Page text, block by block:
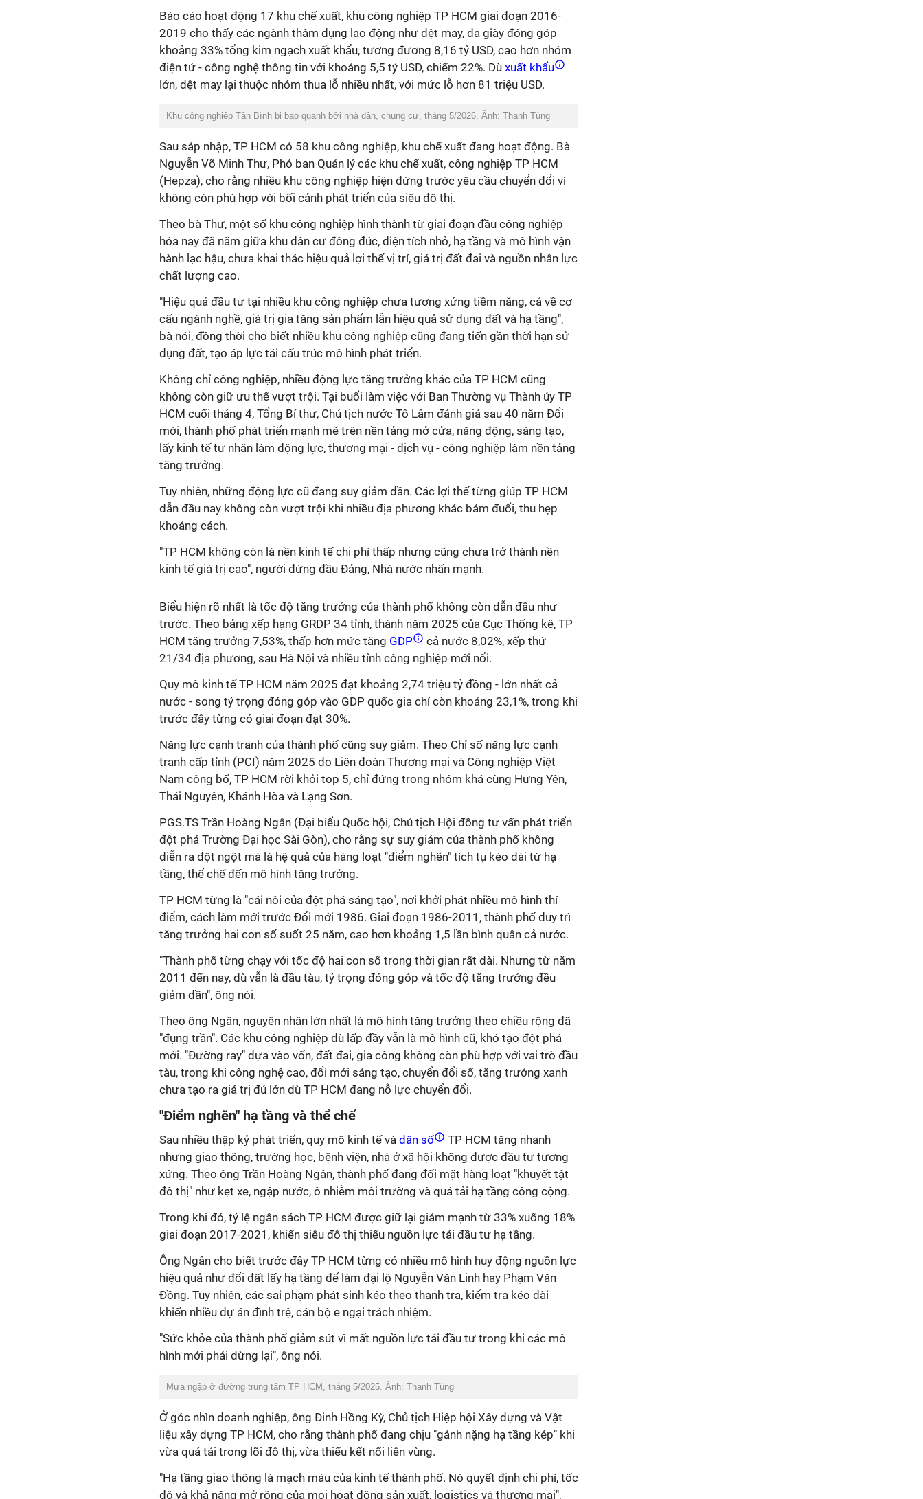
Báo cáo hoạt động 17 khu chế xuất, khu công nghiệp TP HCM giai đoạn 2016-
2019 cho thấy các ngành thâm dụng lao động như dệt may, da giày đóng góp
khoảng 33% tổng kim ngạch xuất khẩu, tương đương 8,16 tỷ USD, cao hơn nhóm
điện tử - công nghệ thông tin với khoảng 5,5 tỷ USD, chiếm 22%. Dù xuất khẩu
lớn, dệt may lại thuộc nhóm thua lỗ nhiều nhất, với mức lỗ hơn 81 triệu USD.
Khu công nghiệp Tân Bình bị bao quanh bởi nhà dân, chung cư, tháng 5/2026. Ảnh: Thanh Tùng
Sau sáp nhập, TP HCM có 58 khu công nghiệp, khu chế xuất đang hoạt động. Bà
Nguyễn Võ Minh Thư, Phó ban Quản lý các khu chế xuất, công nghiệp TP HCM
(Hepza), cho rằng nhiều khu công nghiệp hiện đứng trước yêu cầu chuyển đổi vì
không còn phù hợp với bối cảnh phát triển của siêu đô thị.
Theo bà Thư, một số khu công nghiệp hình thành từ giai đoạn đầu công nghiệp
hóa nay đã nằm giữa khu dân cư đông đúc, diện tích nhỏ, hạ tầng và mô hình vận
hành lạc hậu, chưa khai thác hiệu quả lợi thế vị trí, giá trị đất đai và nguồn nhân lực
chất lượng cao.
"Hiệu quả đầu tư tại nhiều khu công nghiệp chưa tương xứng tiềm năng, cả về cơ
cấu ngành nghề, giá trị gia tăng sản phẩm lẫn hiệu quả sử dụng đất và hạ tầng",
bà nói, đồng thời cho biết nhiều khu công nghiệp cũng đang tiến gần thời hạn sử
dụng đất, tạo áp lực tái cấu trúc mô hình phát triển.
Không chỉ công nghiệp, nhiều động lực tăng trưởng khác của TP HCM cũng
không còn giữ ưu thế vượt trội. Tại buổi làm việc với Ban Thường vụ Thành ủy TP
HCM cuối tháng 4, Tổng Bí thư, Chủ tịch nước Tô Lâm đánh giá sau 40 năm Đổi
mới, thành phố phát triển mạnh mẽ trên nền tảng mở cửa, năng động, sáng tạo,
lấy kinh tế tư nhân làm động lực, thương mại - dịch vụ - công nghiệp làm nền tảng
tăng trưởng.
Tuy nhiên, những động lực cũ đang suy giảm dần. Các lợi thế từng giúp TP HCM
dẫn đầu nay không còn vượt trội khi nhiều địa phương khác bám đuổi, thu hẹp
khoảng cách.
"TP HCM không còn là nền kinh tế chi phí thấp nhưng cũng chưa trở thành nền
kinh tế giá trị cao", người đứng đầu Đảng, Nhà nước nhấn mạnh.
Biểu hiện rõ nhất là tốc độ tăng trưởng của thành phố không còn dẫn đầu như
trước. Theo bảng xếp hạng GRDP 34 tỉnh, thành năm 2025 của Cục Thống kê, TP
HCM tăng trưởng 7,53%, thấp hơn mức tăng GDP
cả nước 8,02%, xếp thứ
21/34 địa phương, sau Hà Nội và nhiều tỉnh công nghiệp mới nổi.
Quy mô kinh tế TP HCM năm 2025 đạt khoảng 2,74 triệu tỷ đồng - lớn nhất cả
nước - song tỷ trọng đóng góp vào GDP quốc gia chỉ còn khoảng 23,1%, trong khi
trước đây từng có giai đoạn đạt 30%.
Năng lực cạnh tranh của thành phố cũng suy giảm. Theo Chỉ số năng lực cạnh
tranh cấp tỉnh (PCI) năm 2025 do Liên đoàn Thương mại và Công nghiệp Việt
Nam công bố, TP HCM rời khỏi top 5, chỉ đứng trong nhóm khá cùng Hưng Yên,
Thái Nguyên, Khánh Hòa và Lạng Sơn.
PGS.TS Trần Hoàng Ngân (Đại biểu Quốc hội, Chủ tịch Hội đồng tư vấn phát triển
đột phá Trường Đại học Sài Gòn), cho rằng sự suy giảm của thành phố không
diễn ra đột ngột mà là hệ quả của hàng loạt "điểm nghẽn" tích tụ kéo dài từ hạ
tầng, thể chế đến mô hình tăng trưởng.
TP HCM từng là "cái nôi của đột phá sáng tạo", nơi khởi phát nhiều mô hình thí
điểm, cách làm mới trước Đổi mới 1986. Giai đoạn 1986-2011, thành phố duy trì
tăng trưởng hai con số suốt 25 năm, cao hơn khoảng 1,5 lần bình quân cả nước.
"Thành phố từng chạy với tốc độ hai con số trong thời gian rất dài. Nhưng từ năm
2011 đến nay, dù vẫn là đầu tàu, tỷ trọng đóng góp và tốc độ tăng trưởng đều
giảm dần", ông nói.
Theo ông Ngân, nguyên nhân lớn nhất là mô hình tăng trưởng theo chiều rộng đã
"đụng trần". Các khu công nghiệp dù lấp đầy vẫn là mô hình cũ, khó tạo đột phá
mới. "Đường ray" dựa vào vốn, đất đai, gia công không còn phù hợp với vai trò đầu
tàu, trong khi công nghệ cao, đổi mới sáng tạo, chuyển đổi số, tăng trưởng xanh
chưa tạo ra giá trị đủ lớn dù TP HCM đang nỗ lực chuyển đổi.
"Điểm nghẽn" hạ tầng và thể chế
Sau nhiều thập kỷ phát triển, quy mô kinh tế và dân số
TP HCM tăng nhanh
nhưng giao thông, trường học, bệnh viện, nhà ở xã hội không được đầu tư tương
xứng. Theo ông Trần Hoàng Ngân, thành phố đang đối mặt hàng loạt "khuyết tật
đô thị" như kẹt xe, ngập nước, ô nhiễm môi trường và quá tải hạ tầng công cộng.
Trong khi đó, tỷ lệ ngân sách TP HCM được giữ lại giảm mạnh từ 33% xuống 18%
giai đoạn 2017-2021, khiến siêu đô thị thiếu nguồn lực tái đầu tư hạ tầng.
Ông Ngân cho biết trước đây TP HCM từng có nhiều mô hình huy động nguồn lực
hiệu quả như đổi đất lấy hạ tầng để làm đại lộ Nguyễn Văn Linh hay Phạm Văn
Đồng. Tuy nhiên, các sai phạm phát sinh kéo theo thanh tra, kiểm tra kéo dài
khiến nhiều dự án đình trệ, cán bộ e ngại trách nhiệm.
"Sức khỏe của thành phố giảm sút vì mất nguồn lực tái đầu tư trong khi các mô
hình mới phải dừng lại", ông nói.
Mưa ngập ở đường trung tâm TP HCM, tháng 5/2025. Ảnh: Thanh Tùng
Ở góc nhìn doanh nghiệp, ông Đinh Hồng Kỳ, Chủ tịch Hiệp hội Xây dựng và Vật
liệu xây dựng TP HCM, cho rằng thành phố đang chịu "gánh nặng hạ tầng kép" khi
vừa quá tải trong lõi đô thị, vừa thiếu kết nối liên vùng.
"Hạ tầng giao thông là mạch máu của kinh tế thành phố. Nó quyết định chi phí, tốc
độ và khả năng mở rộng của mọi hoạt động sản xuất, logistics và thương mại",